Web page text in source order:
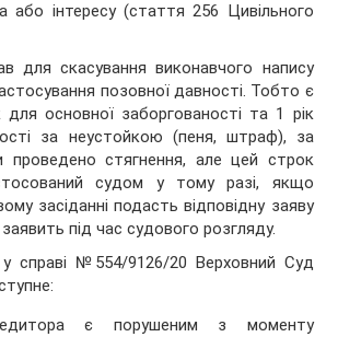
або інтересу (стаття 256 Цивільного
для скасування виконавчого напису
позовної давності. Тобто є
для основної заборгованості та 1 рік
за неустойкою (пеня, штраф), за
стягнення, але цей строк
судом у тому разі, якщо
засіданні подасть відповідну заяву
під час судового розгляду.
справі №554/9126/20 Верховний Суд
є порушеним з моменту